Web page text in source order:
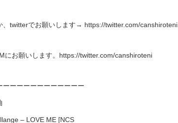
twitterでお願いします→ https://twitter.com/canshiroteni
にお願いします。https://twitter.com/canshiroteni
ーーーーーーーーーーー
– LOVE ME [NCS